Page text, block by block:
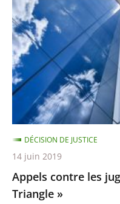
les
jugements
relatifs
à
la
«
Tour
Triangle
»
Appels contre les
Triangle »
DÉCISION DE JUSTICE
14 juin 2019